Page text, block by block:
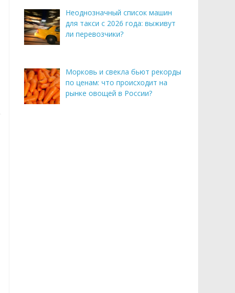
Неоднозначный список машин
для такси с 2026 года: выживут
ли перевозчики?
Морковь и свекла бьют рекорды
по ценам: что происходит на
рынке овощей в России?